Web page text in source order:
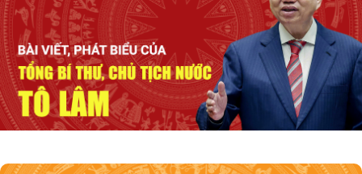
quan đến quân sự, quốc phòng
Phiên họp Chính phủ thường kỳ tháng 7:
Xuất nhập khẩu ước đạt 659,6 tỷ USD, tăng
28,1%
Họp báo Chính phủ thường kỳ tháng 7/2026: